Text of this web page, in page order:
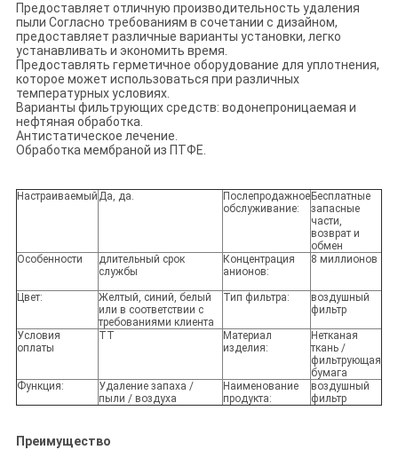
Предоставляет отличную производительность удаления
пыли Согласно требованиям в сочетании с дизайном,
предоставляет различные варианты установки, легко
устанавливать и экономить время.
Предоставлять герметичное оборудование для уплотнения,
которое может использоваться при различных
температурных условиях.
Варианты фильтрующих средств: водонепроницаемая и
нефтяная обработка.
Антистатическое лечение.
Обработка мембраной из ПТФЕ.
Настраиваемый Да, да.
Послепродажное
обслуживание:
Бесплатные
запасные
части,
возврат и
обмен
Особенности
длительный срок
службы
Концентрация
анионов:
8 миллионов
Цвет:
Желтый, синий, белый
или в соответствии с
требованиями клиента
Тип фильтра:
воздушный
фильтр
Условия
оплаты
ТТ
Материал
изделия:
Нетканая
ткань /
фильтрующая
бумага
Функция:
Удаление запаха /
пыли / воздуха
Наименование
продукта:
воздушный
фильтр
Преимущество